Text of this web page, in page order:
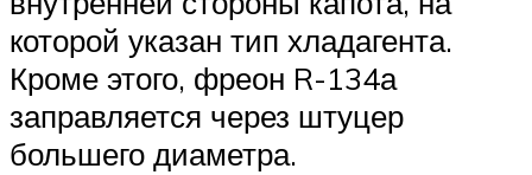
которой указан тип хладагента.
Кроме этого, фреон R-134а
заправляется через штуцер
большего диаметра.